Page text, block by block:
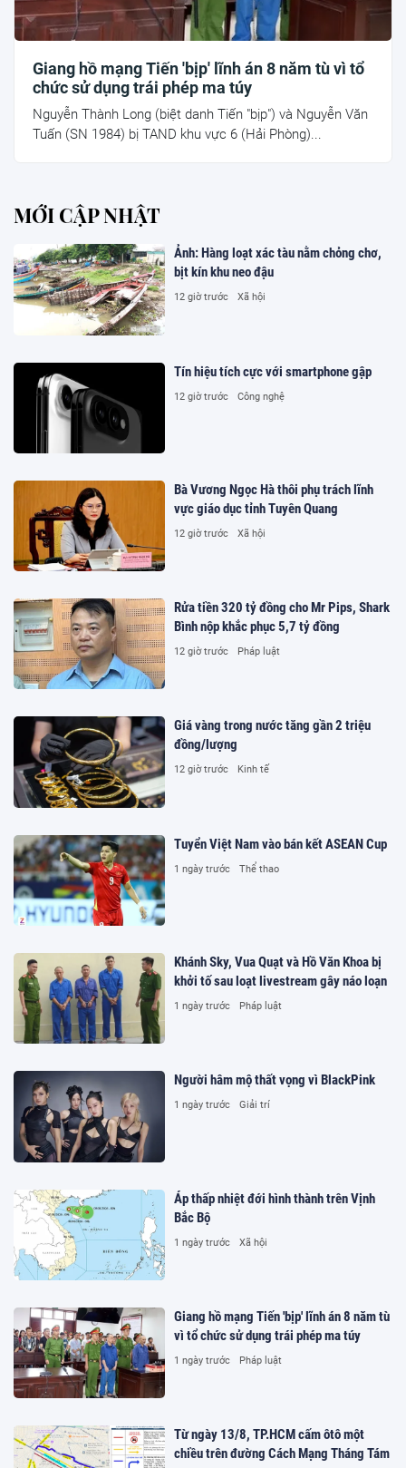
Giang hồ mạng Tiến 'bịp' lĩnh án 8 năm tù vì tổ
chức sử dụng trái phép ma túy
Nguyễn Thành Long (biệt danh Tiến "bịp") và Nguyễn Văn
Tuấn (SN 1984) bị TAND khu vực 6 (Hải Phòng)...
MỚI CẬP NHẬT
Ảnh: Hàng loạt xác tàu nằm chỏng chơ,
bịt kín khu neo đậu
12 giờ trước Xã hội
Tín hiệu tích cực với smartphone gập
12 giờ trước Công nghệ
Bà Vương Ngọc Hà thôi phụ trách lĩnh
vực giáo dục tỉnh Tuyên Quang
12 giờ trước Xã hội
Rửa tiền 320 tỷ đồng cho Mr Pips, Shark
Bình nộp khắc phục 5,7 tỷ đồng
12 giờ trước Pháp luật
Giá vàng trong nước tăng gần 2 triệu
đồng/lượng
12 giờ trước Kinh tế
Tuyển Việt Nam vào bán kết ASEAN Cup
1 ngày trước Thể thao
Khánh Sky, Vua Quạt và Hồ Văn Khoa bị
khởi tố sau loạt livestream gây náo loạn
1 ngày trước Pháp luật
Người hâm mộ thất vọng vì BlackPink
1 ngày trước Giải trí
Áp thấp nhiệt đới hình thành trên Vịnh
Bắc Bộ
1 ngày trước Xã hội
Giang hồ mạng Tiến 'bịp' lĩnh án 8 năm tù
vì tổ chức sử dụng trái phép ma túy
1 ngày trước Pháp luật
Từ ngày 13/8, TP.HCM cấm ôtô một
chiều trên đường Cách Mạng Tháng Tám